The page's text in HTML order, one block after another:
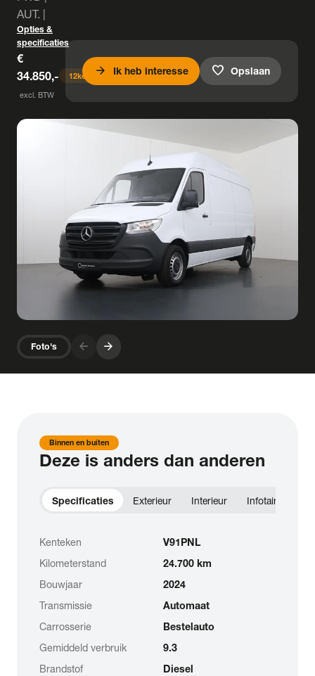
AUT. |
Opties &
specificaties
€
34.850,-
excl. BTW
12keer bekeken
arrow_forward Ik heb interesse favorite Opslaan
Foto's arrow_forward arrow_forward
Binnen en buiten
Deze is anders dan anderen
Specificaties Exterieur Interieur Infotainment
Kenteken
V91PNL
Kilometerstand
24.700 km
Bouwjaar
2024
Transmissie
Automaat
Carrosserie
Bestelauto
Gemiddeld verbruik
9.3
Brandstof
Diesel